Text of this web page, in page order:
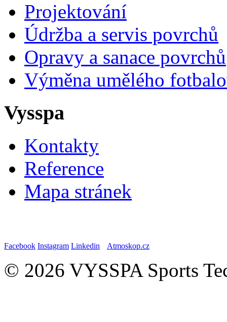
Projektování
Údržba a servis povrchů
Opravy a sanace povrchů
Výměna umělého
Vysspa
Kontakty
Reference
Mapa stránek
Facebook Instagram Linkedin Atmoskop.cz
© 2026 VYSSPA Sports